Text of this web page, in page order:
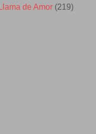
de Amor (219)